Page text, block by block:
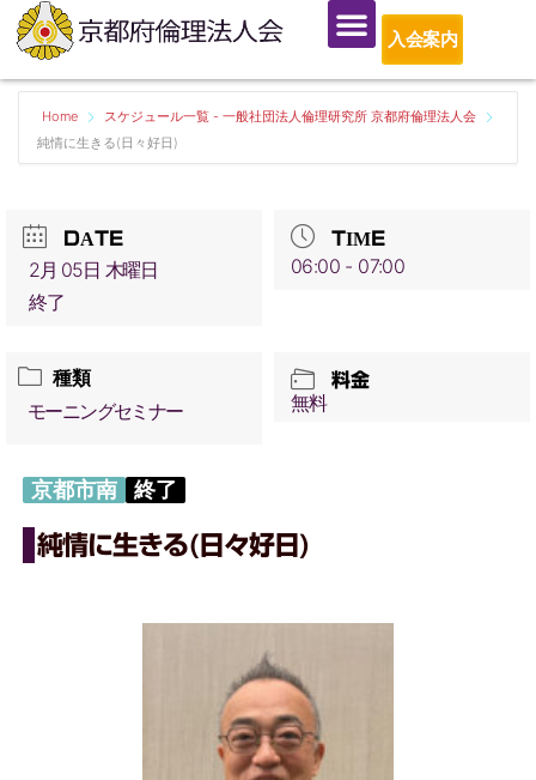
入会案内
Home
スケジュール一覧 - 一般社団法人倫理研究所 京都府倫理法人会
純情に生きる(日々好日)
DATE
2月 05日 木曜日
終了
TIME
06:00 - 07:00
種類
モーニングセミナー
料金
無料
京都市南 終了
純情に生きる(日々好日)